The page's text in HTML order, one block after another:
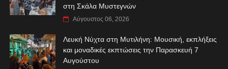
στη Σκάλα Μυστεγνών
Αύγουστος 06, 2026
Λευκή Νύχτα στη Μυτιλήνη: Μουσική, εκπλήξεις
και μοναδικές εκπτώσεις την Παρασκευή 7
Αυγούστου